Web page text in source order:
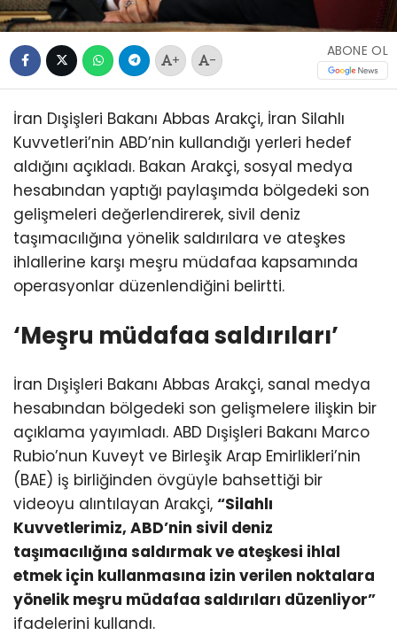
+ -
ABONE OL
İran Dışişleri Bakanı Abbas Arakçi, İran Silahlı
Kuvvetleri’nin ABD’nin kullandığı yerleri hedef
aldığını açıkladı. Bakan Arakçi, sosyal medya
hesabından yaptığı paylaşımda bölgedeki son
gelişmeleri değerlendirerek, sivil deniz
taşımacılığına yönelik saldırılara ve ateşkes
ihlallerine karşı meşru müdafaa kapsamında
operasyonlar düzenlendiğini belirtti.
‘Meşru müdafaa saldırıları’
İran Dışişleri Bakanı Abbas Arakçi, sanal medya
hesabından bölgedeki son gelişmelere ilişkin bir
açıklama yayımladı. ABD Dışişleri Bakanı Marco
Rubio’nun Kuveyt ve Birleşik Arap Emirlikleri’nin
(BAE) iş birliğinden övgüyle bahsettiği bir
videoyu alıntılayan Arakçi, “Silahlı
Kuvvetlerimiz, ABD’nin sivil deniz
taşımacılığına saldırmak ve ateşkesi ihlal
etmek için kullanmasına izin verilen noktalara
yönelik meşru müdafaa saldırıları düzenliyor”
ifadelerini kullandı.